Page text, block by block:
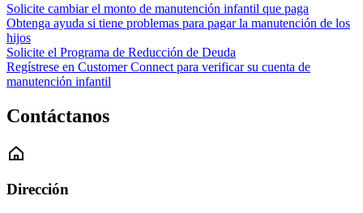
Solicite cambiar el monto de manutención infantil que paga
Obtenga ayuda si tiene problemas para pagar la manutención de los
hijos
Solicite el Programa de Reducción de Deuda
Regístrese en Customer Connect para verificar su cuenta de
manutención infantil
Contáctanos
Dirección